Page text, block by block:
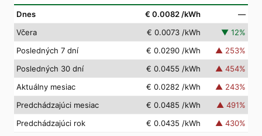
Dnes € 0.0082 /kWh
—
Včera
€ 0.0073 /kWh ▼ 12%
Posledných 7 dní
€ 0.0290 /kWh ▲ 253%
Posledných 30 dní
€ 0.0455 /kWh ▲ 454%
Aktuálny mesiac
€ 0.0282 /kWh ▲ 243%
Predchádzajúci mesiac
€ 0.0485 /kWh ▲ 491%
Predchádzajúci rok
€ 0.0435 /kWh ▲ 430%